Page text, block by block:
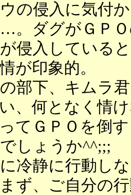
の侵入に気付
。ダグがＧＰ
侵入している
が印象的。
部下、キムラ
、何となく情
てＧＰＯを倒
しょうか^^;;;
冷静に行動し
ず、ご自分の